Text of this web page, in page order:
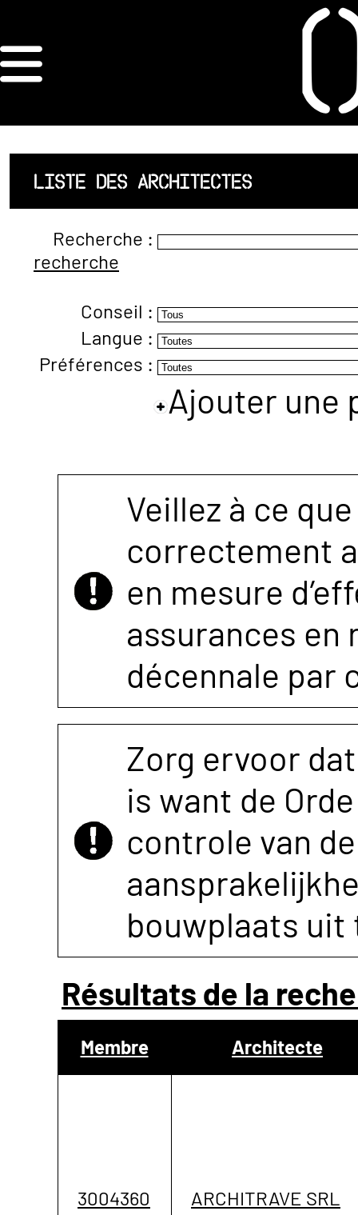
ORDRE DES
ARCHITECTES
ACCUEIL
LISTE DES
ARCHITECTES
JURISPRUDENCE
ANNEXE 4 CODT
LISTE DES ARCHITECTES
Recherche :
recherche
Conseil :
Langue :
Préférences :
Ajouter une
Veillez à ce
correctement
en mesure
assurances
décennale par
Zorg ervoor
is want de
controle van
bouwplaats uit
Résultats de la
Membre Architecte
3004360 ARCHITRAVE SRL